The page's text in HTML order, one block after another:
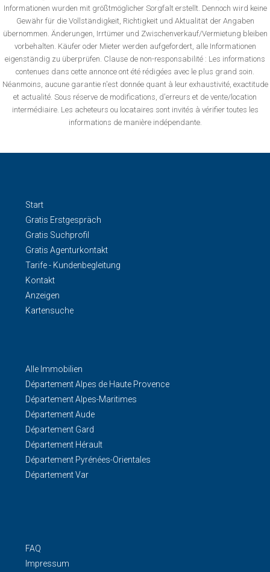
Informationen wurden mit größtmöglicher Sorgfalt erstellt. Dennoch wird keine
Gewähr für die Vollständigkeit, Richtigkeit und Aktualität der Angaben
übernommen. Änderungen, Irrtümer und Zwischenverkauf/Vermietung bleiben
vorbehalten. Käufer oder Mieter werden aufgefordert, alle Informationen
eigenständig zu überprüfen. Clause de non-responsabilité : Les informations
contenues dans cette annonce ont été rédigées avec le plus grand soin.
Néanmoins, aucune garantie n'est donnée quant à leur exhaustivité, exactitude
et actualité. Sous réserve de modifications, d'erreurs et de vente/location
intermédiaire. Les acheteurs ou locataires sont invités à vérifier toutes les
informations de manière indépendante.
Start
Gratis Erstgespräch
Gratis Suchprofil
Gratis Agenturkontakt
Tarife - Kundenbegleitung
Kontakt
Anzeigen
Kartensuche
Alle Immobilien
Département Alpes de Haute Provence
Département Alpes-Maritimes
Département Aude
Département Gard
Département Hérault
Département Pyrénées-Orientales
Département Var
FAQ
Impressum